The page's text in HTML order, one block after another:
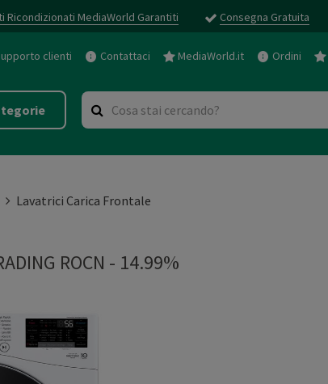
Ricondizionati MediaWorld Garantiti Consegna Gratuita
clienti Contattaci MediaWorld.it Ordini
Lavatrici Carica Frontale
ROCN - 14.99%